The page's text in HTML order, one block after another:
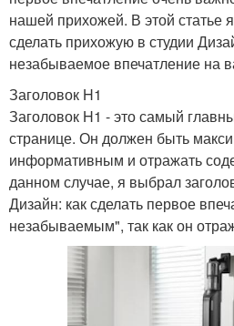
нашей прихожей. В этой статье
сделать прихожую в студии
незабываемое впечатление на
Заголовок H1
Заголовок H1 - это самый
странице. Он должен быть
информативным и отражать
данном случае, я выбрал
Дизайн: как сделать первое
незабываемым", так как он